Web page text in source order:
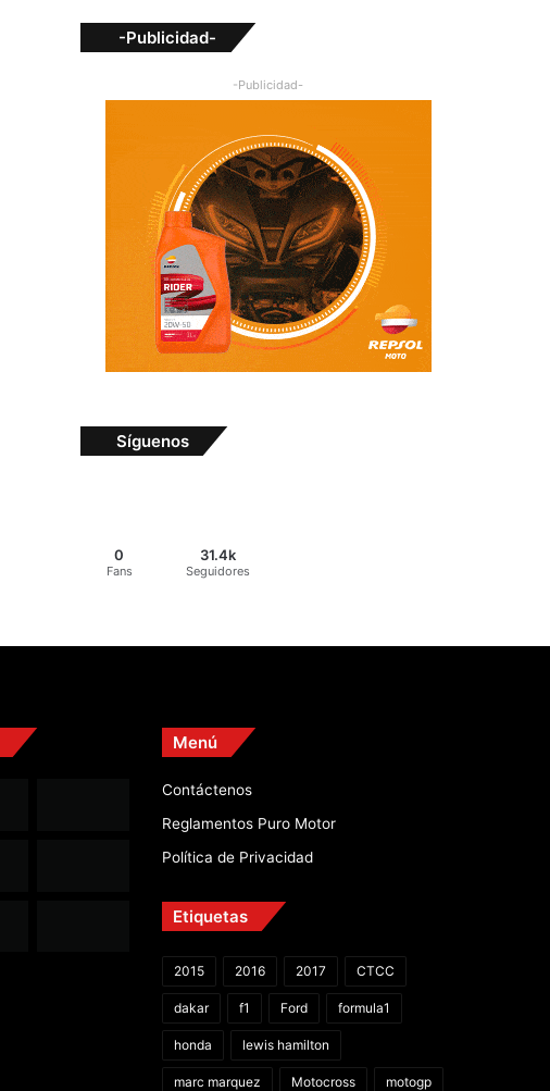
-Publicidad-
-Publicidad-
Síguenos
0
Fans
31.4k
Seguidores
Menú
Contáctenos
Reglamentos Puro Motor
Política de Privacidad
Etiquetas
2015 2016 2017 CTCC
dakar f1 Ford formula1
honda lewis hamilton
marc marquez Motocross motogp